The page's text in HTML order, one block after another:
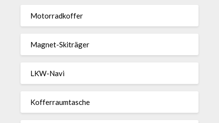
Motor­rad­koffer
Magnet-Ski­träger
LKW-Navi
Kof­fer­raum­ta­sche